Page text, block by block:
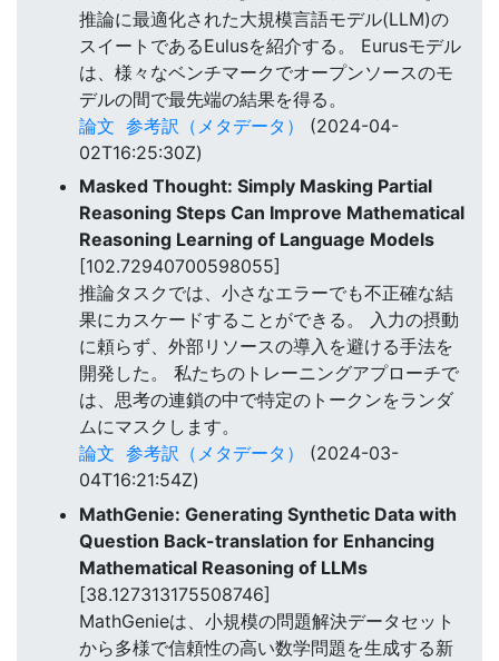
推論に最適化された大規模言語モデル(LLM)の
スイートであるEulusを紹介する。 Eurusモデル
は、様々なベンチマークでオープンソースのモ
デルの間で最先端の結果を得る。
論文 参考訳（メタデータ）
(2024-04-
02T16:25:30Z)
Masked Thought: Simply Masking Partial
Reasoning Steps Can Improve Mathematical
Reasoning Learning of Language Models
[102.72940700598055]
推論タスクでは、小さなエラーでも不正確な結
果にカスケードすることができる。 入力の摂動
に頼らず、外部リソースの導入を避ける手法を
開発した。 私たちのトレーニングアプローチで
は、思考の連鎖の中で特定のトークンをランダ
ムにマスクします。
論文 参考訳（メタデータ）
(2024-03-
04T16:21:54Z)
MathGenie: Generating Synthetic Data with
Question Back-translation for Enhancing
Mathematical Reasoning of LLMs
[38.127313175508746]
MathGenieは、小規模の問題解決データセット
から多様で信頼性の高い数学問題を生成する新